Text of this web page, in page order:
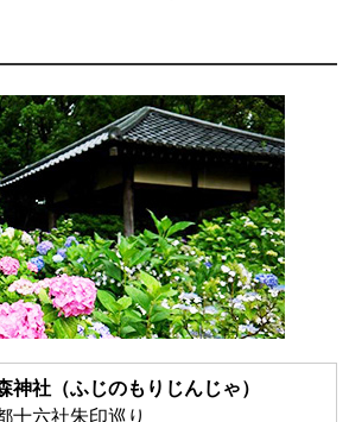
神社（ふじのもりじんじゃ）
十六社朱印巡り